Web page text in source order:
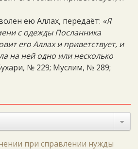
ею Аллах, передаёт: «Я
с одежды Посланника
его Аллах и приветствует, и
на ней одно или несколько
№ 229; Муслим, № 289;
при справлении нужды